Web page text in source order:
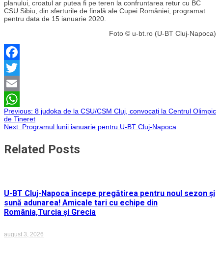
planului, croatul ar putea fi pe teren la confruntarea retur cu BC
CSU Sibiu, din sferturile de finală ale Cupei României, programat
pentru data de 15 ianuarie 2020.
Foto © u-bt.ro (U-BT Cluj-Napoca)
Facebook
Twitter
Email
WhatsApp
Navigare
în
articole
Previous: 8 judoka de la CSU/CSM Cluj, convocați la Centrul Olimpic
de Tineret
Next: Programul lunii ianuarie pentru U-BT Cluj-Napoca
Related Posts
U-BT Cluj-Napoca începe pregătirea pentru noul sezon și
sună adunarea! Amicale tari cu echipe din
România,Turcia și Grecia
august 3, 2026